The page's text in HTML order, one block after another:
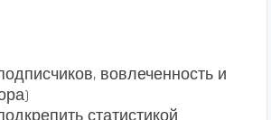
вовлеченность и